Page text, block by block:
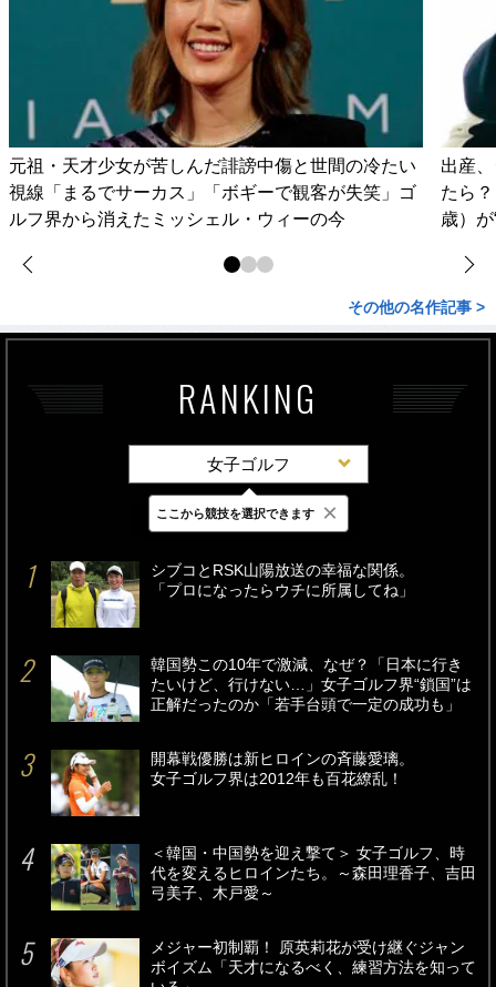
元祖・天才少女が苦しんだ誹謗中傷と世間の冷たい
視線「まるでサーカス」「ボギーで観客が失笑」ゴ
ルフ界から消えたミッシェル・ウィーの今
出産
たら
歳）
その他の名作記事 >
RANKING
女子ゴルフ
最新 24時間 週間
シブコとRSK山陽放送の幸福な関係。
「プロになったらウチに所属してね」
韓国勢この10年で激減、なぜ？「日本に行き
たいけど、行けない…」女子ゴルフ界“鎖国”は
正解だったのか「若手台頭で一定の成功も」
開幕戦優勝は新ヒロインの斉藤愛璃。
女子ゴルフ界は2012年も百花繚乱！
＜韓国・中国勢を迎え撃て＞ 女子ゴルフ、時
代を変えるヒロインたち。～森田理香子、吉田
弓美子、木戸愛～
メジャー初制覇！ 原英莉花が受け継ぐジャン
ボイズム「天才になるべく、練習方法を知って
ここから競技を選択できます ×